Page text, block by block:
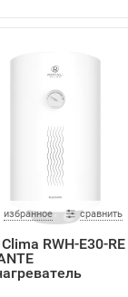
избранное сравнить
RWH-E30-RE